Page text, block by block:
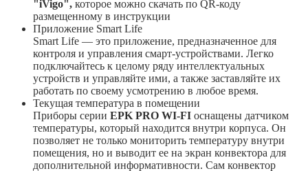
"iVigo", которое можно скачать по QR-коду
размещенному в инструкции
Приложение Smart Life
Smart Life — это приложение, предназначенное для
контроля и управления смарт-устройствами. Легко
подключайтесь к целому ряду интеллектуальных
устройств и управляйте ими, а также заставляйте их
работать по своему усмотрению в любое время.
Текущая температура в помещении
Приборы серии EPK PRO WI-FI оснащены датчиком
температуры, который находится внутри корпуса. Он
позволяет не только мониторить температуру внутри
помещения, но и выводит ее на экран конвектора для
дополнительной информативности. Сам конвектор